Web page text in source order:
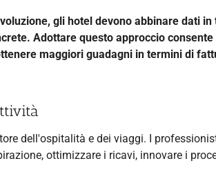
gli hotel devono abbinare dati in
Adottare questo approccio
maggiori guadagni in termini di
dell'ospitalità e dei viaggi. I
ottimizzare i ricavi, innovare i